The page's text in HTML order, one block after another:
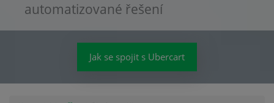
automatizované řešení
Jak se spojit s Ubercart